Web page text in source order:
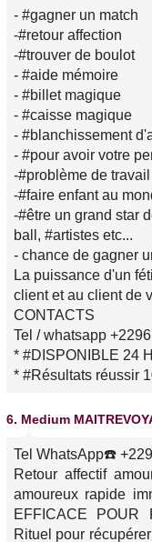
- #gagner un match
-#retour affection
-#trouver de boulot
- #aide mémoire
- #billet magique
- #caisse magique
- #blanchissement
- #pour avoir votre
-#problème de travail
-#faire enfant au
-#être un grand star
ball, #artistes etc...
- chance de gagner
La puissance d'un
client et au client de
CONTACTS
Tel / whatsapp
* #DISPONIBLE 24
* #Résultats réussir
6. Medium
Tel WhatsApp☎️
Retour affectif
amoureux rapide
EFFICACE
Rituel pour